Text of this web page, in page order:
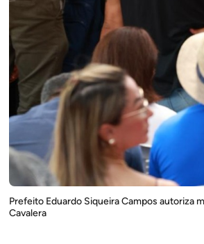
Prefeito Eduardo Siqueira Campos autoriza
Cavalera